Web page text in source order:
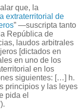
que, la
extraterritorial de
” —suscripta tanto
República de
laudos arbitrales
[dictados en
en uno de los
en los
siguientes: […] h.
principios y las leyes
pida el